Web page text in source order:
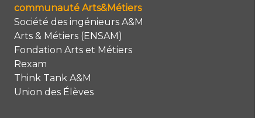
communauté Arts&Métiers
Société des ingénieurs A&M
Arts & Métiers (ENSAM)
Fondation Arts et Métiers
Rexam
Think Tank A&M
Union des Élèves